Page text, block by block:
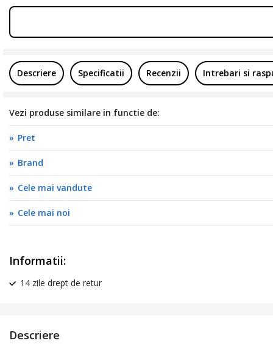
Informatii:
14 zile drept de retur
Descriere Specificatii Recenzii Intrebari si
Vezi produse similare in functie de:
Pret
Brand
Cele mai vandute
Cele mai noi
Descriere